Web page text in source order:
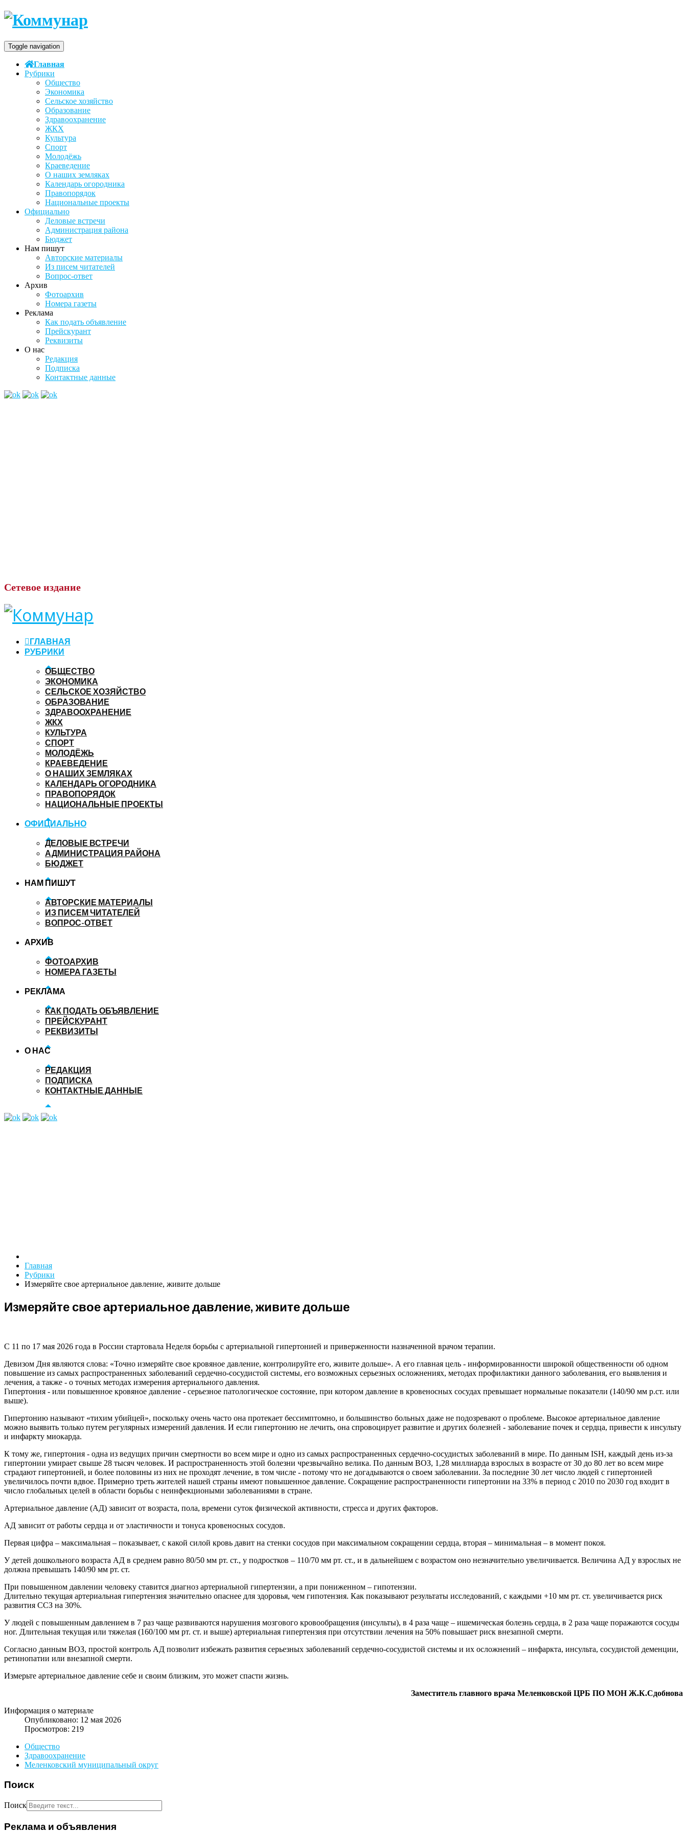
Toggle navigation
Главная
Рубрики
Общество
Экономика
Сельское хозяйство
Образование
Здравоохранение
ЖКХ
Культура
Спорт
Молодёжь
Краеведение
О наших земляках
Календарь огородника
Правопорядок
Национальные проекты
Официально
Деловые встречи
Администрация района
Бюджет
Нам пишут
Авторские материалы
Из писем читателей
Вопрос-ответ
Архив
Фотоархив
Номера газеты
Реклама
Как подать объявление
Прейскурант
Реквизиты
О нас
Редакция
Подписка
Контактные данные
Сетевое издание
ГЛАВНАЯ
РУБРИКИ
ОБЩЕСТВО
ЭКОНОМИКА
СЕЛЬСКОЕ ХОЗЯЙСТВО
ОБРАЗОВАНИЕ
ЗДРАВООХРАНЕНИЕ
ЖКХ
КУЛЬТУРА
СПОРТ
МОЛОДЁЖЬ
КРАЕВЕДЕНИЕ
О НАШИХ ЗЕМЛЯКАХ
КАЛЕНДАРЬ ОГОРОДНИКА
ПРАВОПОРЯДОК
НАЦИОНАЛЬНЫЕ ПРОЕКТЫ
ОФИЦИАЛЬНО
ДЕЛОВЫЕ ВСТРЕЧИ
АДМИНИСТРАЦИЯ РАЙОНА
БЮДЖЕТ
НАМ ПИШУТ
АВТОРСКИЕ МАТЕРИАЛЫ
ИЗ ПИСЕМ ЧИТАТЕЛЕЙ
ВОПРОС-ОТВЕТ
АРХИВ
ФОТОАРХИВ
НОМЕРА ГАЗЕТЫ
РЕКЛАМА
КАК ПОДАТЬ ОБЪЯВЛЕНИЕ
ПРЕЙСКУРАНТ
РЕКВИЗИТЫ
О НАС
РЕДАКЦИЯ
ПОДПИСКА
КОНТАКТНЫЕ ДАННЫЕ
Главная
Рубрики
Измеряйте свое артериальное давление, живите дольше
Измеряйте свое артериальное давление, живите дольше
С 11 по 17 мая 2026 года в России стартовала Неделя борьбы с артериальной гипертонией и приверженности назначенной врачом терапии.
Девизом Дня являются слова: «Точно измеряйте свое кровяное давление, контролируйте его, живите дольше». А его главная цель - информированности широкой общественности об одном
повышение из самых распространенных заболеваний сердечно-сосудистой системы, его возможных серьезных осложнениях, методах профилактики данного заболевания, его выявления и
лечения, а также - о точных методах измерения артериального давления.
Гипертония - или повышенное кровяное давление - серьезное патологическое состояние, при котором давление в кровеносных сосудах превышает нормальные показатели (140/90 мм р.ст. или
выше).
Гипертонию называют «тихим убийцей», поскольку очень часто она протекает бессимптомно, и большинство больных даже не подозревают о проблеме. Высокое артериальное давление
можно выявить только путем регулярных измерений давления. И если гипертонию не лечить, она спровоцирует развитие и других болезней - заболевание почек и сердца, привести к инсульту
и инфаркту миокарда.
К тому же, гипертония - одна из ведущих причин смертности во всем мире и одно из самых распространенных сердечно-сосудистых заболеваний в мире. По данным ISH, каждый день из-за
гипертонии умирает свыше 28 тысяч человек. И распространенность этой болезни чрезвычайно велика. По данным ВОЗ, 1,28 миллиарда взрослых в возрасте от 30 до 80 лет во всем мире
страдают гипертонией, и более половины из них не проходят лечение, в том числе - потому что не догадываются о своем заболевании. За последние 30 лет число людей с гипертонией
увеличилось почти вдвое. Примерно треть жителей нашей страны имеют повышенное давление. Сокращение распространенности гипертонии на 33% в период с 2010 по 2030 год входит в
число глобальных целей в области борьбы с неинфекциоными заболеваниями в стране.
Артериальное давление (АД) зависит от возраста, пола, времени суток физической активности, стресса и других факторов.
АД зависит от работы сердца и от эластичности и тонуса кровеносных сосудов.
Первая цифра – максимальная – показывает, с какой силой кровь давит на стенки сосудов при максимальном сокращении сердца, вторая – минимальная – в момент покоя.
У детей дошкольного возраста АД в среднем равно 80/50 мм рт. ст., у подростков – 110/70 мм рт. ст., и в дальнейшем с возрастом оно незначительно увеличивается. Величина АД у взрослых не
должна превышать 140/90 мм рт. ст.
При повышенном давлении человеку ставится диагноз артериальной гипертензии, а при пониженном – гипотензии.
Длительно текущая артериальная гипертензия значительно опаснее для здоровья, чем гипотензия. Как показывают результаты исследований, с каждыми +10 мм рт. ст. увеличивается риск
развития ССЗ на 30%.
У людей с повышенным давлением в 7 раз чаще развиваются нарушения мозгового кровообращения (инсульты), в 4 раза чаще – ишемическая болезнь сердца, в 2 раза чаще поражаются сосуды
ног. Длительная текущая или тяжелая (160/100 мм рт. ст. и выше) артериальная гипертензия при отсутствии лечения на 50% повышает риск внезапной смерти.
Согласно данным ВОЗ, простой контроль АД позволит избежать развития серьезных заболеваний сердечно-сосудистой системы и их осложнений – инфаркта, инсульта, сосудистой деменции,
ретинопатии или внезапной смерти.
Измерьте артериальное давление себе и своим близким, это может спасти жизнь.
Заместитель главного врача Меленковской ЦРБ ПО МОН Ж.К.Сдобнова
Информация о материале
Опубликовано: 12 мая 2026
Просмотров: 219
Общество
Здравоохранение
Меленковский муниципальный округ
Поиск
Поиск
Реклама и объявления